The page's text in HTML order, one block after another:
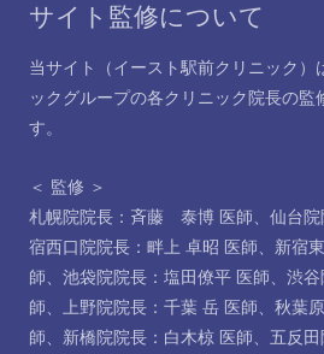
サイト監修について
当サイト（イースト駅前クリニック）
ックグループの各クリニック院長の監
す。
＜ 監修 ＞
札幌院院長：斉藤 泰博 医師、 仙台
宿西口院院長：畔上 卓昭 医師、 新宿
師、 池袋院院長：塩田僚平 医師、 渋
師、 上野院院長：千葉 岳 医師、 秋葉
師、 新橋院院長：白木椋 医師、 五反